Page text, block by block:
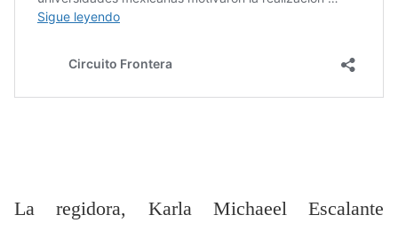
La regidora, Karla Michaeel Escalante